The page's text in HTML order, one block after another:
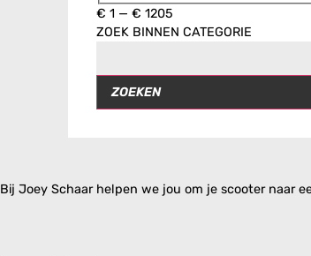
€ 1 — € 1205
ZOEK BINNEN CATEGORIE
ZOEKEN
Bij Joey Schaar helpen we jou om je scooter naar